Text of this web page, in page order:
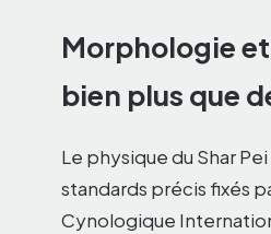
Morphologie
bien plus que
Le physique du Shar
standards précis fixés
Cynologique